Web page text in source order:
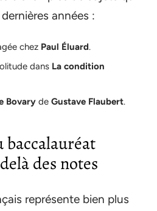
années :
chez Paul Éluard.
dans La condition
Bovary de Gustave Flaubert.
baccalauréat
des notes
représente bien plus